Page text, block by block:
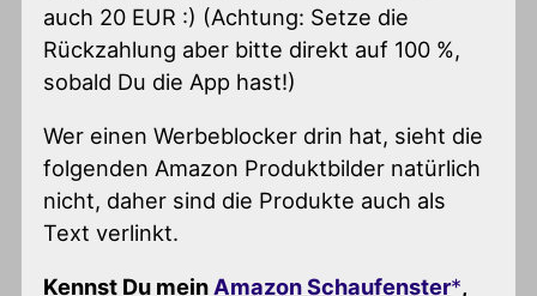
auch 20 EUR :) (Achtung: Setze die
Rückzahlung aber bitte direkt auf 100 %,
sobald Du die App hast!)
Wer einen Werbeblocker drin hat, sieht die
folgenden Amazon Produktbilder natürlich
nicht, daher sind die Produkte auch als
Text verlinkt.
Kennst Du meinAmazon Schaufenster ,